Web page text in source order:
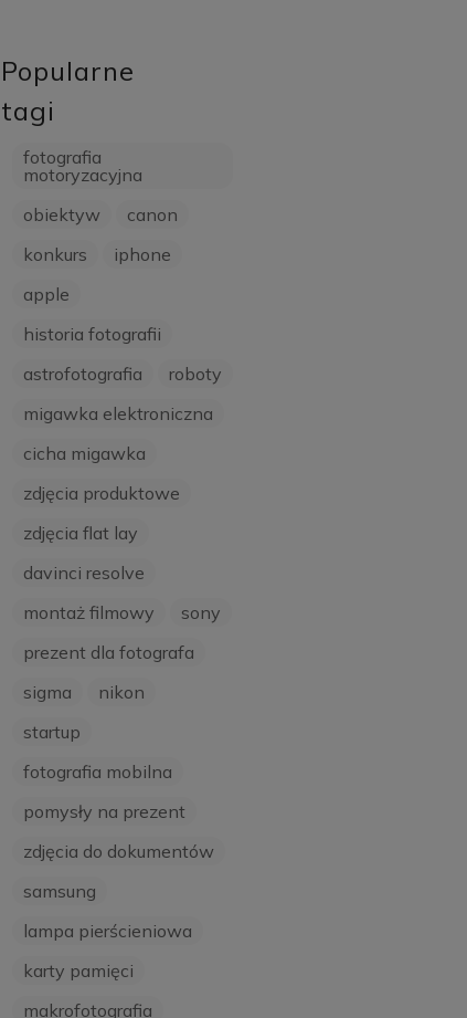
Popularne
tagi
fotografia
motoryzacyjna
obiektyw
canon
konkurs
iphone
apple
historia fotografii
astrofotografia
roboty
migawka elektroniczna
cicha migawka
zdjęcia produktowe
zdjęcia flat lay
davinci resolve
montaż filmowy
sony
prezent dla fotografa
sigma
nikon
startup
fotografia mobilna
pomysły na prezent
zdjęcia do dokumentów
samsung
lampa pierścieniowa
karty pamięci
makrofotografia